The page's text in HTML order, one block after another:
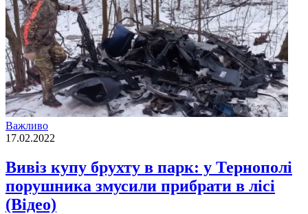
Важливо
17.02.2022
Вивіз купу брухту в парк: у Тернополі
порушника змусили прибрати в лісі
(Відео)